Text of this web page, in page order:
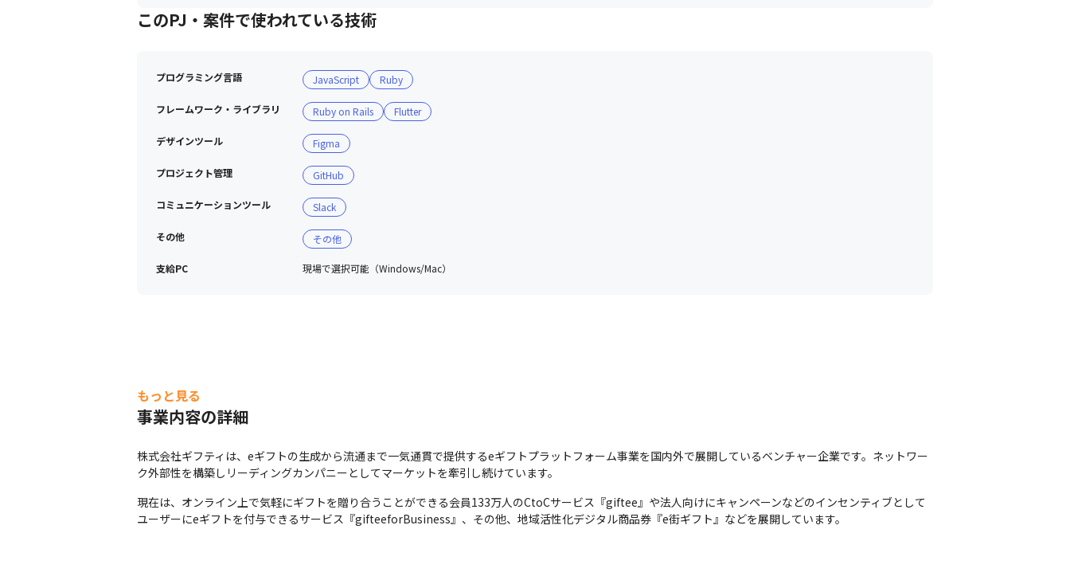
このPJ・案件で使われている技術
プログラミング言語 JavaScript Ruby
フレームワーク・ライブラリ Ruby on Rails Flutter
デザインツール Figma
プロジェクト管理 GitHub
コミュニケーションツール Slack
その他 その他
支給PC 現場で選択可能（Windows/Mac）
もっと見る
事業内容の詳細
株式会社ギフティは、eギフトの生成から流通まで一気通貫で提供するeギフトプラットフォーム事業を国内外で展開しているベンチャー企業です。ネットワー
ク外部性を構築しリーディングカンパニーとしてマーケットを牽引し続けています。
現在は、オンライン上で気軽にギフトを贈り合うことができる会員133万人のCtoCサービス『giftee』や法人向けにキャンペーンなどのインセンティブとして
ユーザーにeギフトを付与できるサービス『gifteeforBusiness』、その他、地域活性化デジタル商品券『e街ギフト』などを展開しています。